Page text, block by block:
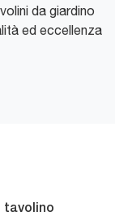
da giardino
ed eccellenza
tavolino